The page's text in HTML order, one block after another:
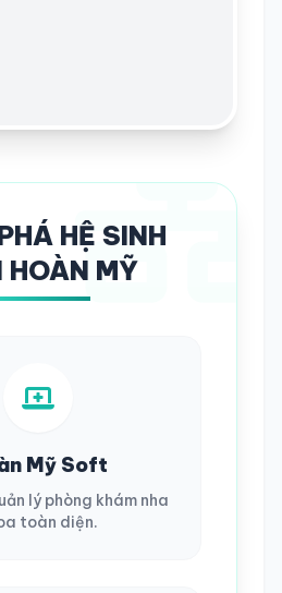
HỆ SINH
HOÀN MỸ
Mỹ Soft
lý phòng khám nha
toàn diện.